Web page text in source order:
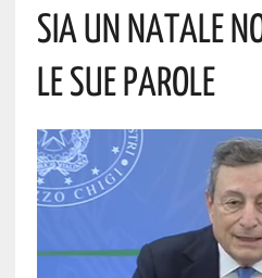
Sia Un Natale
Le Sue Parole